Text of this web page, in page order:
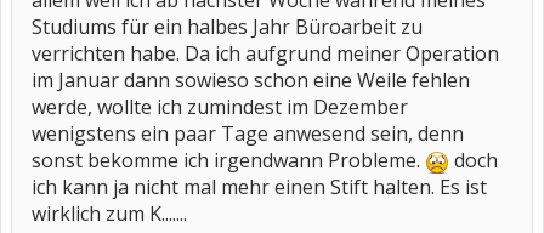
Studiums für ein halbes Jahr Büroarbeit zu
verrichten habe. Da ich aufgrund meiner Operation
im Januar dann sowieso schon eine Weile fehlen
werde, wollte ich zumindest im Dezember
wenigstens ein paar Tage anwesend sein, denn
sonst bekomme ich irgendwann Probleme.
doch
ich kann ja nicht mal mehr einen Stift halten. Es ist
wirklich zum K.......